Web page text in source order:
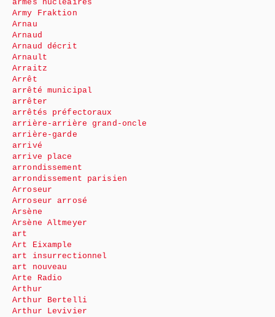
armes nucléaires
Army Fraktion
Arnau
Arnaud
Arnaud décrit
Arnault
Arraitz
Arrêt
arrêté municipal
arrêter
arrêtés préfectoraux
arrière-arrière grand-oncle
arrière-garde
arrivé
arrive place
arrondissement
arrondissement parisien
Arroseur
Arroseur arrosé
Arsène
Arsène Altmeyer
art
Art Eixample
art insurrectionnel
art nouveau
Arte Radio
Arthur
Arthur Bertelli
Arthur Levivier